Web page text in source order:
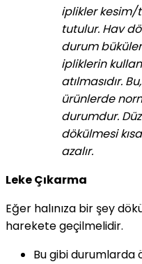
iplikler kesim/
tutulur. Hav
durum
ipliklerin
atılmasıdır.
ürünlerde
durumdur.
dökülmesi
azalır.
Leke Çıkarma
Eğer halınıza bir şey
harekete geçilmelidir.
Bu gibi durumlarda